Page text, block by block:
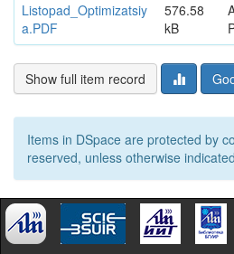
Listopad_Optimizatsiy
a.PDF
576.58
kB
Show full item record
Items in DSpace are protected by
reserved, unless otherwise